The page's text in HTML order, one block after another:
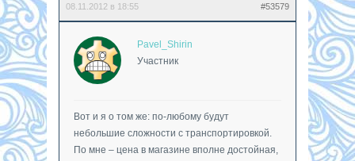
08.11.2012 в 18:55 #53579
Pavel_Shirin
Участник
Вот и я о том же: по-любому будут
небольшие сложности с транспортировкой.
По мне – цена в магазине вполне достойная,